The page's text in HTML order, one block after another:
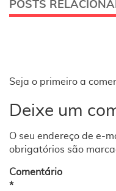
POSTS
Seja o primeiro a
Deixe um
O seu endereço de e-
obrigatórios são
Comentário
*